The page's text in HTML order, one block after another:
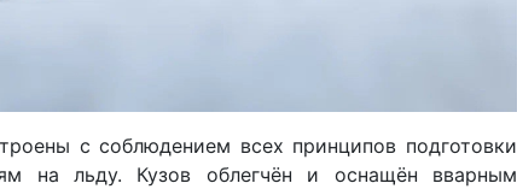
с соблюдением всех принципов подготовки
на льду. Кузов облегчён и оснащён вварным